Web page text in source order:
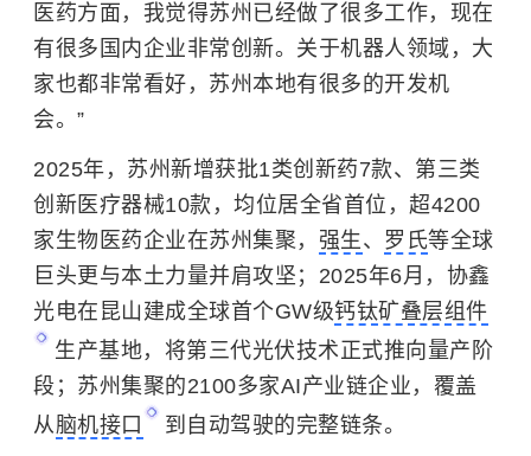
医药方面，我觉得苏州已经做了很多工作，现在
有很多国内企业非常创新。关于机器人领域，大
家也都非常看好，苏州本地有很多的开发机
会。”
2025年，苏州新增获批1类创新药7款、第三类
创新医疗器械10款，均位居全省首位，超4200
家生物医药企业在苏州集聚， 强生、 罗氏等全球
巨头更与本土力量并肩攻坚；2025年6月，协鑫
光电在昆山建成全球首个GW级钙钛矿叠层组件
生产基地，将第三代光伏技术正式推向量产阶
段；苏州集聚的2100多家AI产业链企业，覆盖
从脑机接口 到自动驾驶的完整链条。